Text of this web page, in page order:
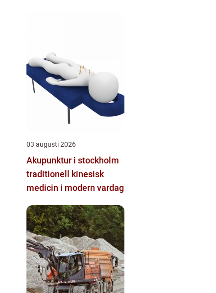
03 augusti 2026
Akupunktur i stockholm
traditionell kinesisk
medicin i modern vardag